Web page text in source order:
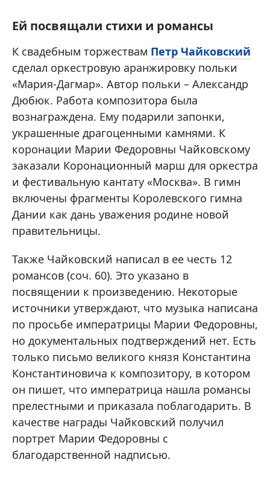
Ей посвящали стихи и романсы
К свадебным торжествам Петр Чайковский
сделал оркестровую аранжировку польки
«Мария-Дагмар». Автор польки – Александр
Дюбюк. Работа композитора была
вознаграждена. Ему подарили запонки,
украшенные драгоценными камнями. К
коронации Марии Федоровны Чайковскому
заказали Коронационный марш для оркестра
и фестивальную кантату «Москва». В гимн
включены фрагменты Королевского гимна
Дании как дань уважения родине новой
правительницы.
Также Чайковский написал в ее честь 12
романсов (соч. 60). Это указано в
посвящении к произведению. Некоторые
источники утверждают, что музыка написана
по просьбе императрицы Марии Федоровны,
но документальных подтверждений нет. Есть
только письмо великого князя Константина
Константиновича к композитору, в котором
он пишет, что императрица нашла романсы
прелестными и приказала поблагодарить. В
качестве награды Чайковский получил
портрет Марии Федоровны с
благодарственной надписью.